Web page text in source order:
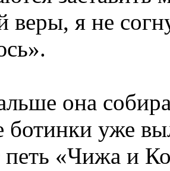
веры, я не
она
ботинки уже
петь «Чижа и